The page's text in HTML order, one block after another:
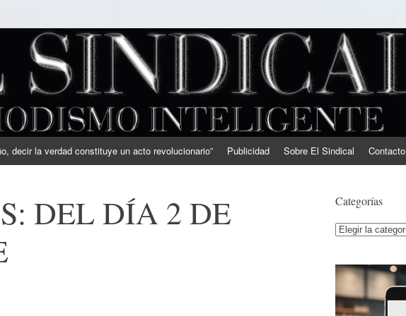
decir la verdad constituye un acto revolucionario” Publicidad Sobre El Sindical Contacto
DEL DÍA 2 DE
Categorías
Categorías